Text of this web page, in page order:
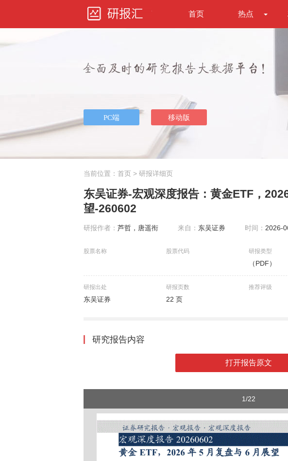
首页 热点
当前位置： 首页 > 研报详细页
东吴证券-宏观深度报告：黄金ETF，
望-260602
研报作者： 芦哲，唐遥衔 来自： 东吴证券 时间： 2026-
股票名称 股票代码 研报类型
（PDF）
研报出处
东吴证券
研报页数
22 页
推荐评级
研究报告内容
打开报告原文
1/22